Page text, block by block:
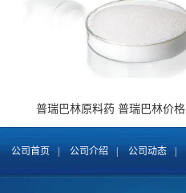
普瑞巴林原料药 普瑞巴林价格
148553-50-8 全国包邮
公司首页 公司介绍 公司动态